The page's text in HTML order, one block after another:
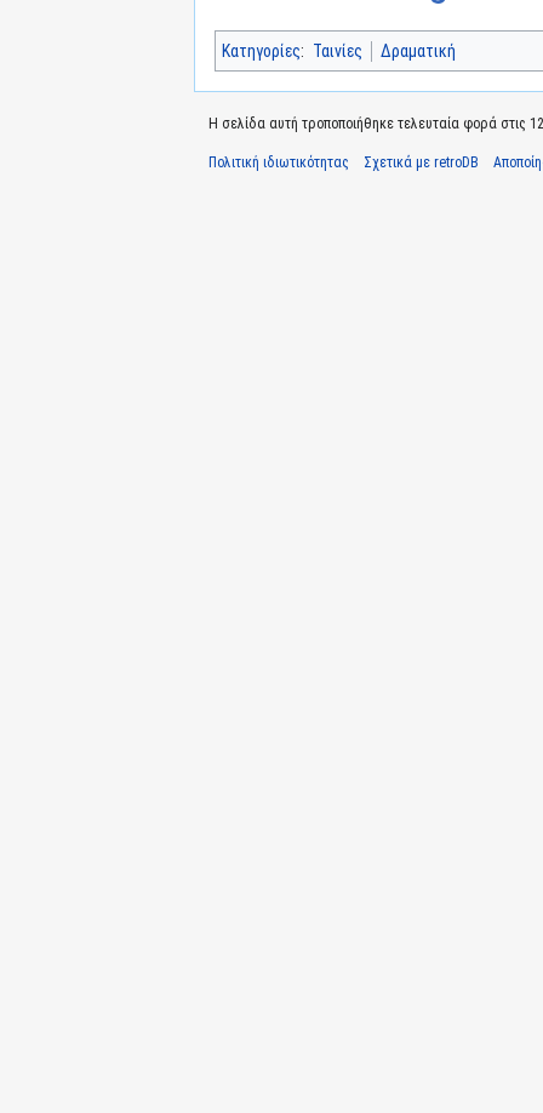
Κατηγορίες: Ταινίες Δραματική
Η σελίδα αυτή τροποποιήθηκε τελευταία φορά στις
Πολιτική ιδιωτικότητας Σχετικά με retroDB